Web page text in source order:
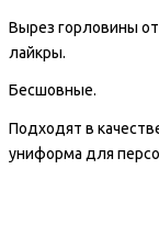
Вырез горловины
лайкры.
Бесшовные.
Подходят в
униформа для